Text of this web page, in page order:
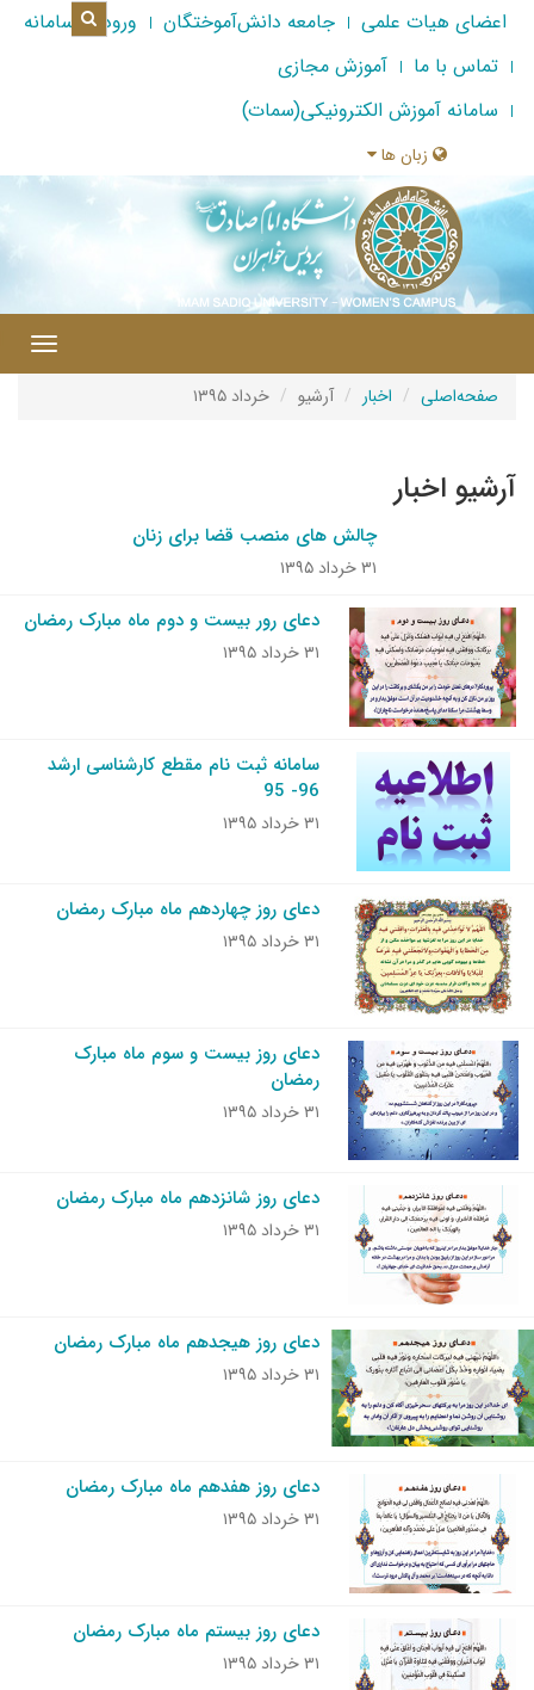
اعضای هیات علمی جامعه دانش‌آموختگان
ورود به سامانه
تماس با ما
آموزش مجازی
سامانه آموزش الکترونیکی(سمات)
زبان ها
صفحه‌اصلی اخبار آرشیو خرداد ۱۳۹۵
آرشیو اخبار
چالش های منصب قضا برای زنان
۳۱ خرداد ۱۳۹۵
دعای رور بیست و دوم ماه مبارک رمضان
۳۱ خرداد ۱۳۹۵
سامانه ثبت نام مقطع کارشناسی ارشد
96- 95
۳۱ خرداد ۱۳۹۵
دعای روز چهاردهم ماه مبارک رمضان
۳۱ خرداد ۱۳۹۵
دعای روز بیست و سوم ماه مبارک
رمضان
۳۱ خرداد ۱۳۹۵
دعای روز شانزدهم ماه مبارک رمضان
۳۱ خرداد ۱۳۹۵
دعای روز هیجدهم ماه مبارک رمضان
۳۱ خرداد ۱۳۹۵
دعای روز هفدهم ماه مبارک رمضان
۳۱ خرداد ۱۳۹۵
دعای روز بیستم ماه مبارک رمضان
۳۱ خرداد ۱۳۹۵